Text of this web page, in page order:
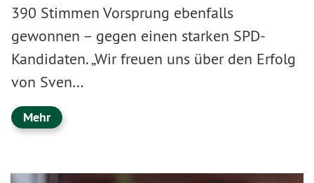
390 Stimmen Vorsprung ebenfalls
gewonnen – gegen einen starken SPD-
Kandidaten. „Wir freuen uns über den Erfolg
von Sven…
Mehr